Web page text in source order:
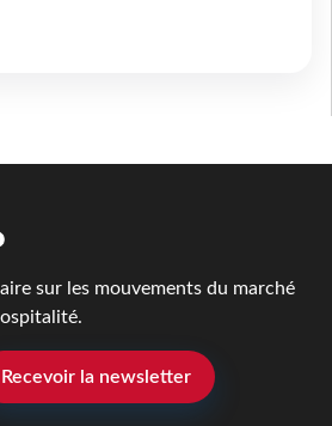
sur les mouvements du marché
Recevoir la newsletter